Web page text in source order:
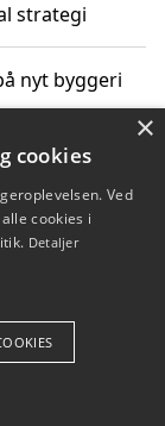
strategi
nyt byggeri
binding ×
cookies
Ved
cookies i
Detaljer